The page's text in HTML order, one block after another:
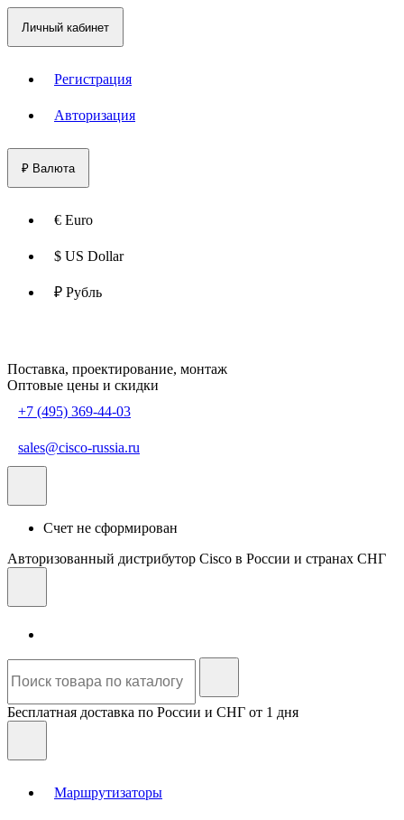
Личный кабинет
Регистрация
Авторизация
₽ Валюта
€ Euro
$ US Dollar
₽ Рубль
Поставка, проектирование, монтаж
Оптовые цены и скидки
+7 (495) 369-44-03
sales@cisco-russia.ru
Счет не сформирован
Авторизованный дистрибутор Cisco в России и странах СНГ
Бесплатная доставка по России и СНГ от 1 дня
Маршрутизаторы